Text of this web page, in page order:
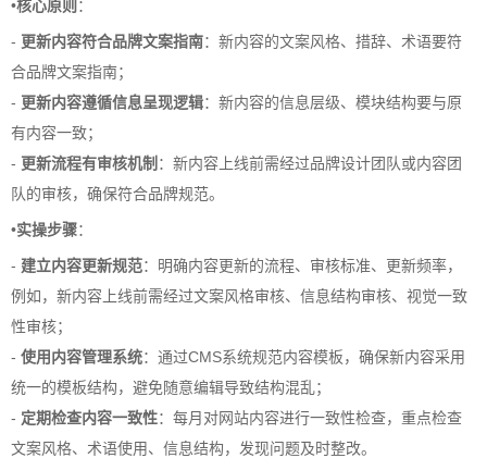
•核心原则 ：
- 更新内容符合品牌文案指南：新内容的文案风格、措辞、术语要符
合品牌文案指南；
- 更新内容遵循信息呈现逻辑：新内容的信息层级、模块结构要与原
有内容一致；
- 更新流程有审核机制 ：新内容上线前需经过品牌设计团队或内容团
队的审核，确保符合品牌规范。
•实操步骤：
- 建立内容更新规范：明确内容更新的流程、审核标准、更新频率，
例如，新内容上线前需经过文案风格审核、信息结构审核、视觉一致
性审核；
- 使用内容管理系统：通过CMS系统规范内容模板，确保新内容采用
统一的模板结构，避免随意编辑导致结构混乱；
- 定期检查内容一致性：每月对网站内容进行一致性检查，重点检查
文案风格、术语使用、信息结构，发现问题及时整改。